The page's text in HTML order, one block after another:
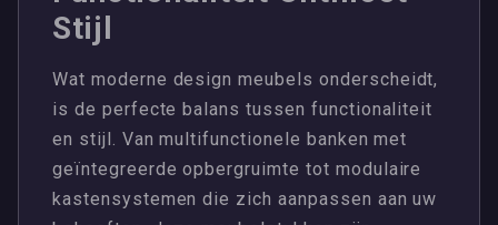
Stijl
Wat moderne design meubels onderscheidt,
is de perfecte balans tussen functionaliteit
en stijl. Van multifunctionele banken met
geïntegreerde opbergruimte tot modulaire
kastensystemen die zich aanpassen aan uw